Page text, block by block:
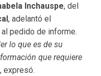
Inchauspe, del
, adelantó el
pedido de informe.
lo que es de su
que requiere
, expresó.